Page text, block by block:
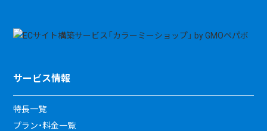
サービス情報
特長一覧
プラン・料金一覧